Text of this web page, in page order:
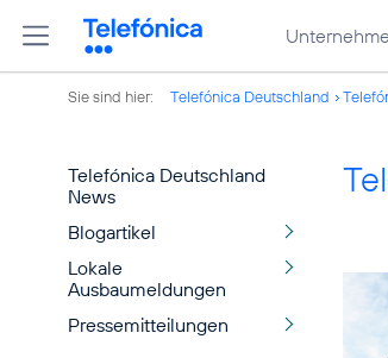
Sie sind hier: Telefónica Deutschland
Telefónica Deutschland
News
Blogartikel
Lokale
Ausbaumeldungen
Pressemitteilungen